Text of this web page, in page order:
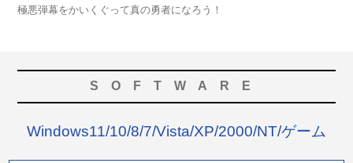
極悪弾幕をかいくぐって真の勇者になろう！
SOFTWARE
Windows11/10/8/7/Vista/XP/2000/NT/ゲーム